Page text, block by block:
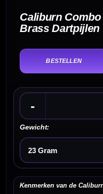
Caliburn Combo
Brass Dartpijlen
-
Gewicht:
Kies een
Kenmerken van de